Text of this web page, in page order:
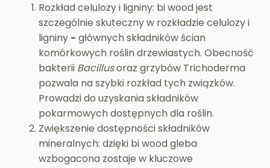
Rozkład celulozy i ligniny: bi wood jest
szczególnie skuteczny w rozkładzie celulozy i
ligniny - głównych składników ścian
komórkowych roślin drzewiastych. Obecność
bakterii Bacillusoraz grzybów Trichoderma
pozwala na szybki rozkład tych związków.
Prowadzi do uzyskania składników
pokarmowych dostępnych dla roślin.
Zwiększenie dostępności składników
mineralnych: dzięki bi wood gleba
wzbogacona zostaje w kluczowe